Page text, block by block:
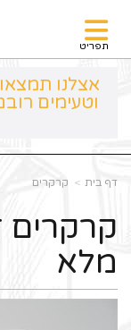
תפריט
אצלנו
וטעימים
דף בית קרקרים
קרקרים
מלא